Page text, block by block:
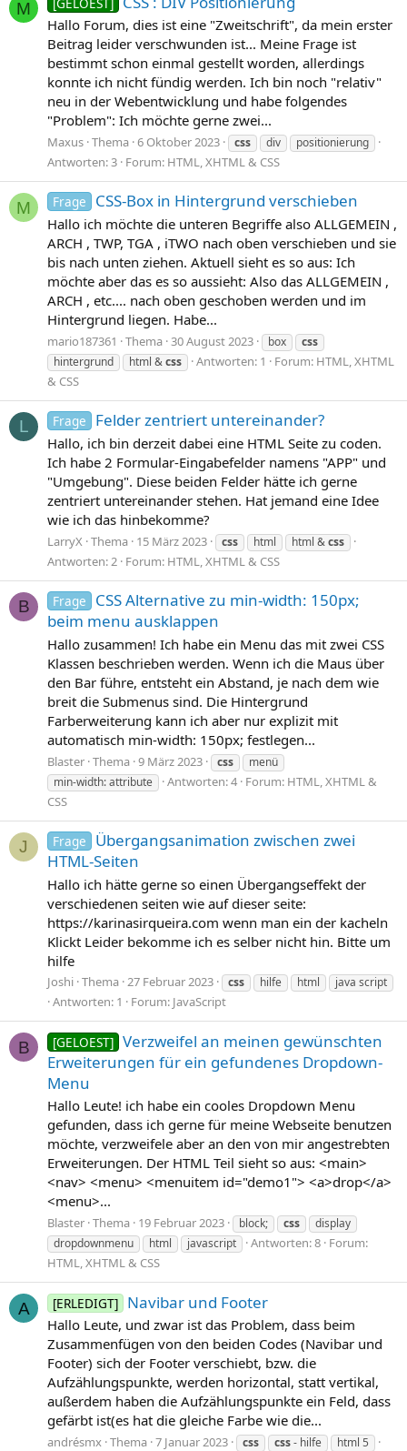
M
Hallo Forum, dies ist eine "Zweitschrift", da mein erster
Beitrag leider verschwunden ist... Meine Frage ist
bestimmt schon einmal gestellt worden, allerdings
konnte ich nicht fündig werden. Ich bin noch "relativ"
neu in der Webentwicklung und habe folgendes
"Problem": Ich möchte gerne zwei...
Maxus Thema 6 Oktober 2023 css div positionierung
Antworten: 3 Forum: HTML, XHTML & CSS
M Frage CSS-Box in Hintergrund verschieben
Hallo ich möchte die unteren Begriffe also ALLGEMEIN ,
ARCH , TWP, TGA , iTWO nach oben verschieben und sie
bis nach unten ziehen. Aktuell sieht es so aus: Ich
möchte aber das es so aussieht: Also das ALLGEMEIN ,
ARCH , etc.... nach oben geschoben werden und im
Hintergrund liegen. Habe...
mario187361 Thema 30 August 2023 box
css
hintergrund
html &css Antworten: 1 Forum: HTML, XHTML
& CSS
L Frage Felder zentriert untereinander?
Hallo, ich bin derzeit dabei eine HTML Seite zu coden.
Ich habe 2 Formular-Eingabefelder namens "APP" und
"Umgebung". Diese beiden Felder hätte ich gerne
zentriert untereinander stehen. Hat jemand eine Idee
wie ich das hinbekomme?
LarryX Thema 15 März 2023 css html html &css
Antworten: 2 Forum: HTML, XHTML & CSS
B Frage
CSS Alternative zu min-width: 150px;
beim menu ausklappen
Hallo zusammen! Ich habe ein Menu das mit zwei CSS
Klassen beschrieben werden. Wenn ich die Maus über
den Bar führe, entsteht ein Abstand, je nach dem wie
breit die Submenus sind. Die Hintergrund
Farberweiterung kann ich aber nur explizit mit
automatisch min-width: 150px; festlegen...
Blaster Thema 9 März 2023 css
menü
min-width: attribute
Antworten: 4 Forum: HTML, XHTML &
CSS
J Frage
Übergangsanimation zwischen zwei
HTML-Seiten
Hallo ich hätte gerne so einen Übergangseffekt der
verschiedenen seiten wie auf dieser seite:
https://karinasirqueira.com wenn man ein der kacheln
Klickt Leider bekomme ich es selber nicht hin. Bitte um
hilfe
Joshi Thema 27 Februar 2023 css hilfe html java script
Antworten: 1 Forum: JavaScript
B [GELOEST] Verzweifel an meinen gewünschten
Erweiterungen für ein gefundenes Dropdown-
Menu
Hallo Leute! ich habe ein cooles Dropdown Menu
gefunden, dass ich gerne für meine Webseite benutzen
möchte, verzweifele aber an den von mir angestrebten
Erweiterungen. Der HTML Teil sieht so aus: <main>
<nav> <menu> <menuitem id="demo1"> <a>drop</a>
<menu>...
Blaster Thema 19 Februar 2023 block; css
display
dropdownmenu
html javascript Antworten: 8 Forum:
HTML, XHTML & CSS
A [ERLEDIGT] Navibar und Footer
Hallo Leute, und zwar ist das Problem, dass beim
Zusammenfügen von den beiden Codes (Navibar und
Footer) sich der Footer verschiebt, bzw. die
Aufzählungspunkte, werden horizontal, statt vertikal,
außerdem haben die Aufzählungspunkte ein Feld, dass
gefärbt ist(es hat die gleiche Farbe wie die...
andrésmx Thema 7 Januar 2023 css css- hilfe html 5